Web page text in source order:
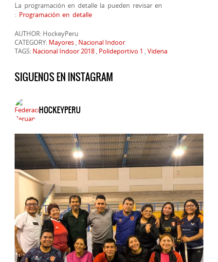
La programación en detalle la pueden revisar en
: Programación en detalle
AUTHOR: HockeyPeru
CATEGORY: Mayores Nacional Indoor
TAGS: Nacional Indoor 2018 Polideportivo 1 Videna
SIGUENOS EN INSTAGRAM
HOCKEYPERU